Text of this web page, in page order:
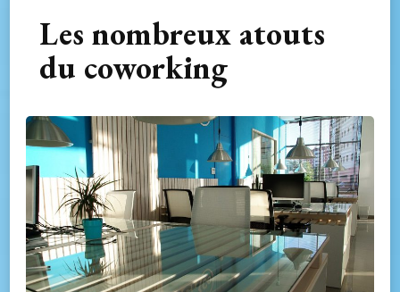
Les nombreux atouts
du coworking